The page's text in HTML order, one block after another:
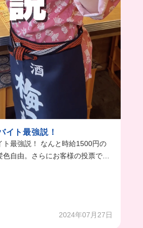
イト最強説！
ト最強説！ なんと時給1500円の
自由。さらにお客様の投票で神
いけば神7に会えちゃう。 まか
ないグランプリがあるから、ど
に最大限に力入れてる。 時給は店
2024年07月27日